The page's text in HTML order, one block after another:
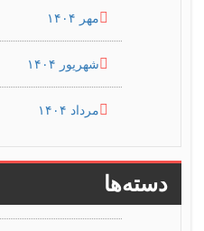
مهر ۱۴۰۴
شهریور ۱۴۰۴
مرداد ۱۴۰۴
دسته‌ها